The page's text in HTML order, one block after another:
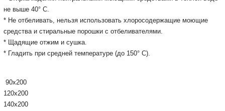
не выше 40° С.
* Не отбеливать, нельзя использовать хлоросодержащие моющие
средства и стиральные порошки с отбеливателями.
* Щадящие отжим и сушка.
* Гладить при средней температуре (до 150° С).
90х200
120х200
140х200